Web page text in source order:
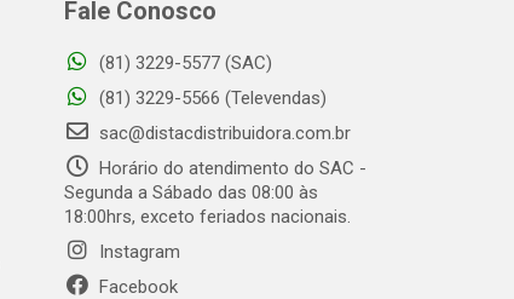
Fale Conosco
(81) 3229-5577 (SAC)
(81) 3229-5566 (Televendas)
sac@distacdistribuidora.com.br
Horário do atendimento do SAC -
Segunda a Sábado das 08:00 às
18:00hrs, exceto feriados nacionais.
Instagram
Facebook